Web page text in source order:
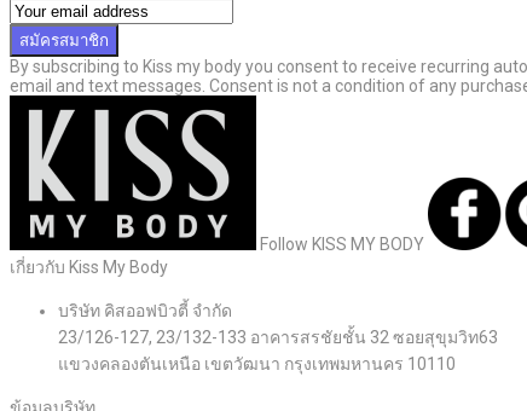
สมัครสมาชิก
By subscribing to Kiss my body you consent to receive recurring
email and text messages. Consent is not a condition of any
Follow KISS MY BODY
เกี่ยวกับ Kiss My Body
บริษัท คิสออฟบิวตี้ จำกัด
23/126-127, 23/132-133 อาคารสรชัยชั้น 32 ซอยสุขุมวิท63
แขวงคลองตันเหนือ เขตวัฒนา กรุงเทพมหานคร 10110
ข้อมูลบริษัท